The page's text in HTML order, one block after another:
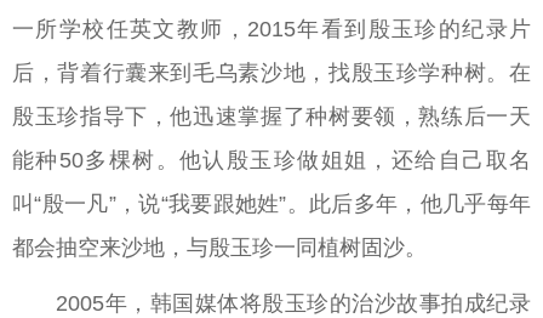
一所学校任英文教师，2015年看到殷玉珍的纪录片
后，背着行囊来到毛乌素沙地，找殷玉珍学种树。在
殷玉珍指导下，他迅速掌握了种树要领，熟练后一天
能种50多棵树。他认殷玉珍做姐姐，还给自己取名
叫“殷一凡”，说“我要跟她姓”。此后多年，他几乎每年
都会抽空来沙地，与殷玉珍一同植树固沙。
2005年，韩国媒体将殷玉珍的治沙故事拍成纪录